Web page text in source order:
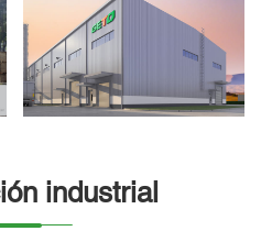
industrial